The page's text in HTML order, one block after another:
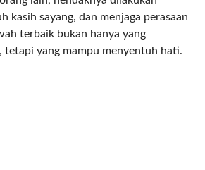
kasih sayang, dan menjaga perasaan
terbaik bukan hanya yang
tetapi yang mampu menyentuh hati.